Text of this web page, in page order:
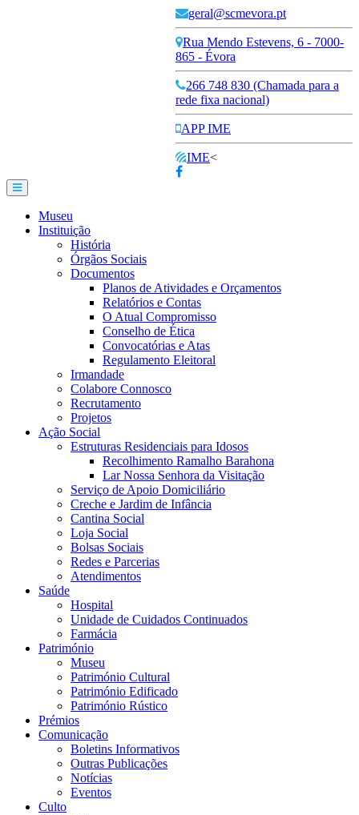
geral@scmevora.pt
Rua Mendo Estevens, 6 - 7000-
865 - Évora
266 748 830 (Chamada para a
rede fixa nacional)
APP IME
IME<
Museu
Instituição
História
Órgãos Sociais
Documentos
Planos de Atividades e Orçamentos
Relatórios e Contas
O Atual Compromisso
Conselho de Ética
Convocatórias e Atas
Regulamento Eleitoral
Irmandade
Colabore Connosco
Recrutamento
Projetos
Ação Social
Estruturas Residenciais para Idosos
Recolhimento Ramalho Barahona
Lar Nossa Senhora da Visitação
Serviço de Apoio Domiciliário
Creche e Jardim de Infância
Cantina Social
Loja Social
Bolsas Sociais
Redes e Parcerias
Atendimentos
Saúde
Hospital
Unidade de Cuidados Continuados
Farmácia
Património
Museu
Património Cultural
Património Edificado
Património Rústico
Prémios
Comunicação
Boletins Informativos
Outras Publicações
Notícias
Eventos
Culto